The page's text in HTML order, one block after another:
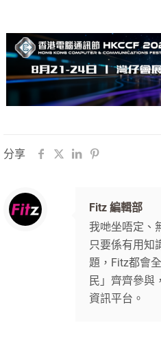
分享
Fitz 編輯部
我哋坐唔定、
只要係有用知
題，Fitz都會
民」齊齊參與
資訊平台。